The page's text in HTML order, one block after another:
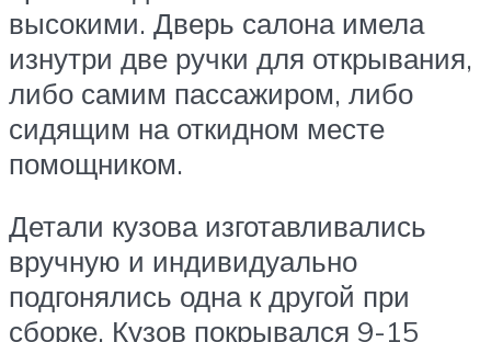
высокими. Дверь салона имела
изнутри две ручки для открывания,
либо самим пассажиром, либо
сидящим на откидном месте
помощником.
Детали кузова изготавливались
вручную и индивидуально
подгонялись одна к другой при
сборке. Кузов покрывался 9-15